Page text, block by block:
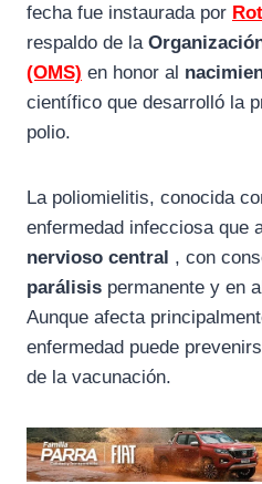
k
m
p
fecha fue instaurada por
respaldo de la
(OMS) en honor al
científico que desarrolló la
polio.
La poliomielitis, conocida
enfermedad infecciosa que
nervioso central , con
parálisis permanente y en
Aunque afecta
enfermedad puede
de la vacunación.